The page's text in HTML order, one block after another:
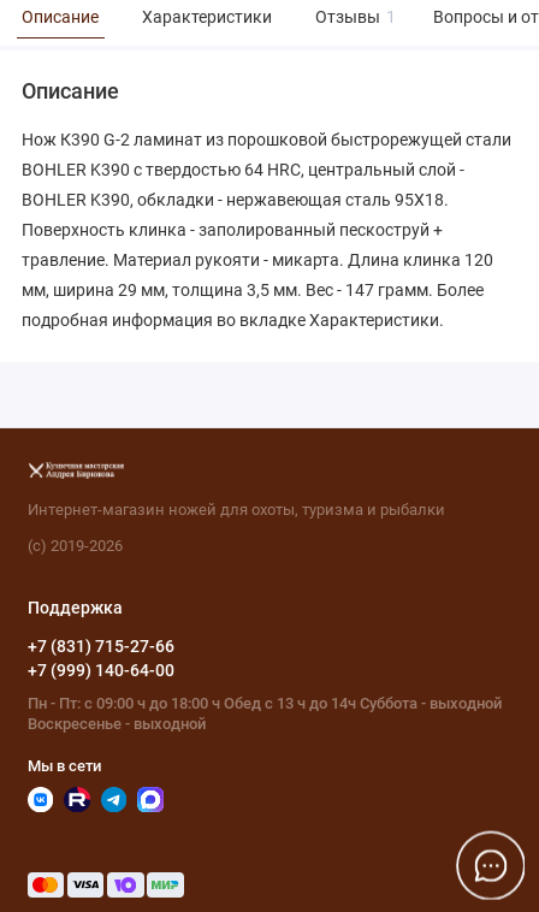
Описание Характеристики Отзывы 1 Вопросы и
Описание
Нож К390 G-2 ламинат из порошковой быстрорежущей стали
BOHLER K390 с твердостью 64 HRC, центральный слой -
BOHLER K390, обкладки - нержавеющая сталь 95Х18.
Поверхность клинка - заполированный пескоструй +
травление. Материал рукояти - микарта. Длина клинка 120
мм, ширина 29 мм, толщина 3,5 мм. Вес - 147 грамм. Более
подробная информация во вкладке Характеристики.
Интернет-магазин ножей для охоты, туризма и рыбалки
(с) 2019-2026
Поддержка
+7 (831) 715-27-66
+7 (999) 140-64-00
Пн - Пт: с 09:00 ч до 18:00 ч Обед с 13 ч до 14ч Суббота - выходной
Воскресенье - выходной
Мы в сети